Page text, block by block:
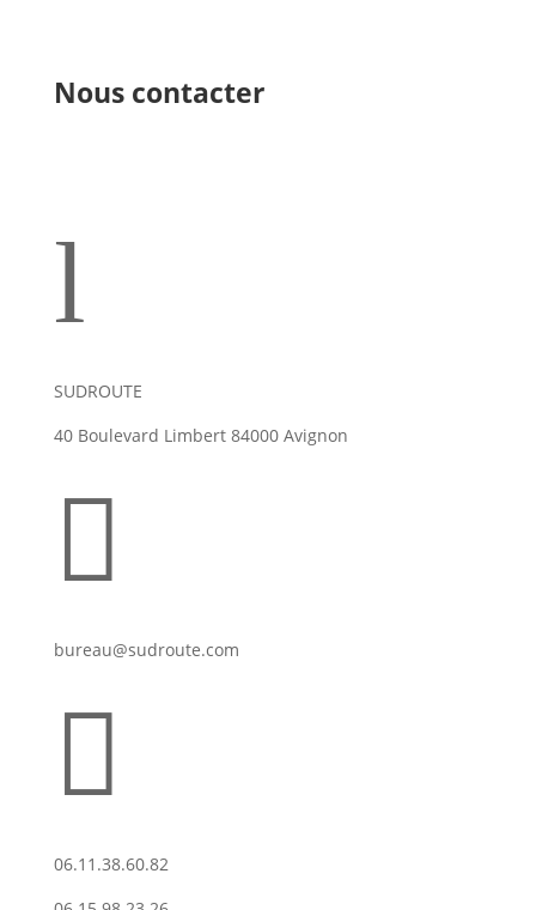
Nous contacter
l
SUDROUTE
40 Boulevard Limbert 84000 Avignon

bureau@sudroute.com

06.11.38.60.82